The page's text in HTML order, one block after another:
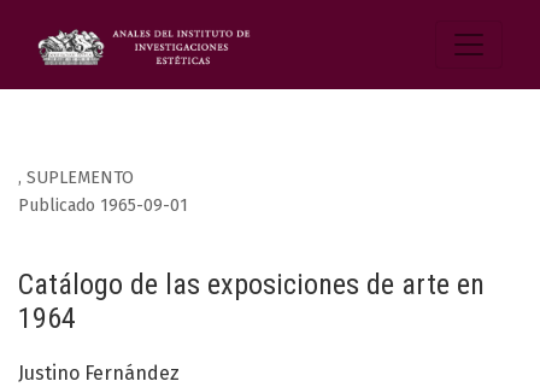
, SUPLEMENTO
Catálogo de las exposiciones de arte en
1964
Publicado 1965-09-01
Justino Fernández